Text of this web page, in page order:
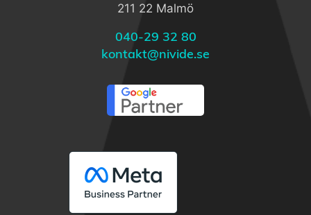
211 22 Malmö
040-29 32 80
kontakt@nivide.se